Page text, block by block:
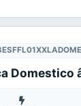
Domestico
Elettricità